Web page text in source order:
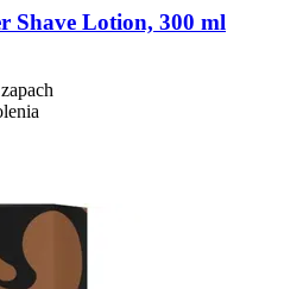
Shave Lotion, 300 ml